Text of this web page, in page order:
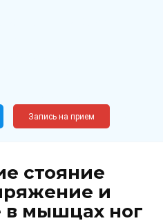
62, к12
Запись на прием
стояние
и
в мышцах ног